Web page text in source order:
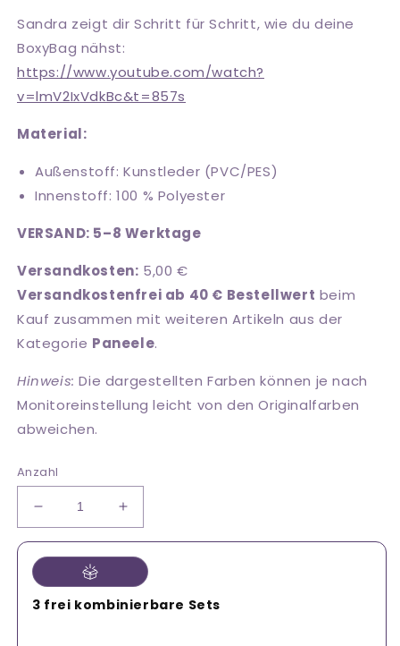
Sandra zeigt dir Schritt für Schritt, wie du deine
BoxyBag nähst:
https://www.youtube.com/watch?
v=lmV2IxVdkBc&t=857s
Material:
Außenstoff: Kunstleder (PVC/PES)
Innenstoff: 100 % Polyester
VERSAND: 5–8 Werktage
Versandkosten: 5,00 €
Versandkostenfrei ab 40 € Bestellwert beim
Kauf zusammen mit weiteren Artikeln aus der
Kategorie Paneele.
Hinweis: Die dargestellten Farben können je nach
Monitoreinstellung leicht von den Originalfarben
abweichen.
Anzahl
Verringere
die
BoxyBag
Paneel
Erhöhe
die
BoxyBag
Paneel
3 frei kombinierbare Sets